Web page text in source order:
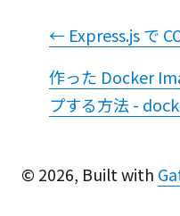
← Express.js で
作った Docker
プする方法 -
© 2026, Built with